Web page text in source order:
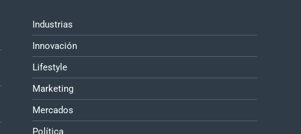
Industrias
Innovación
Lifestyle
Marketing
Mercados